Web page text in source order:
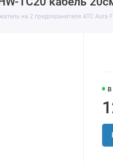
на 2 предохранителя ATC Aura
В